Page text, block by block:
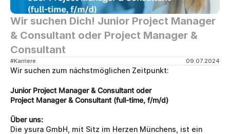
Wir suchen Dich! Junior Project Manager
& Consultant oder Project Manager &
Consultant
#Karriere 09.07.2024
Wir suchen zum nächstmöglichen Zeitpunkt:
Junior Project Manager & Consultant oder
Project Manager & Consultant (full-time, f/m/d)
Über uns:
Die ysura GmbH, mit Sitz im Herzen Münchens, ist ein